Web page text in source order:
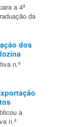
a 4ª
da
dos
n.º
a
n.º